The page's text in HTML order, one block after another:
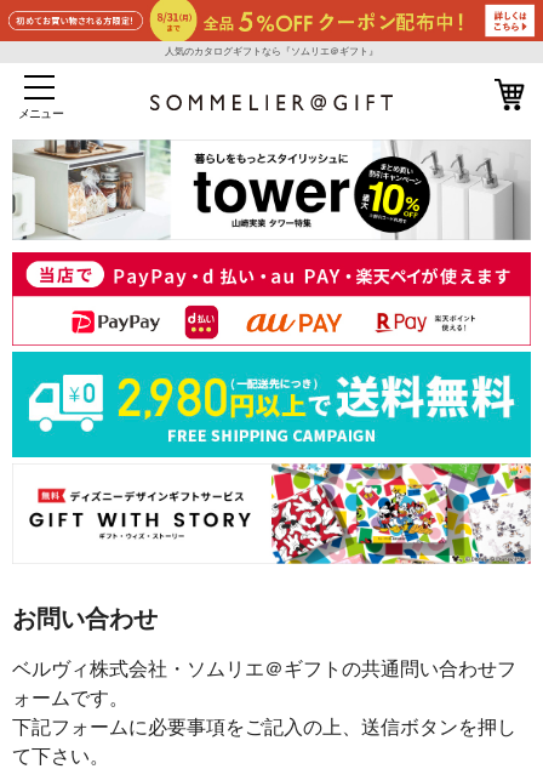
人気のカタログギフトなら『ソムリエ＠ギフト』
メニュー
お問い合わせ
ベルヴィ株式会社・ソムリエ＠ギフトの共通問い合わせフ
ォームです。
下記フォームに必要事項をご記入の上、送信ボタンを押し
て下さい。